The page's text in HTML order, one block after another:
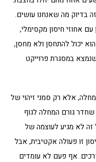
בדיוק מה שאנחנו עושים.
אחוזי חיסון מקסימלי,
יכול להתחסן ולא מחסן,
במסגרת פרוייקט
אלא רק סמני זיהוי של
שחדר גורם המחלה לגוף
זה לא מגיע לעוצמה של
זו פעולה אקטיבית, אבל
אף פעם לא עומדים